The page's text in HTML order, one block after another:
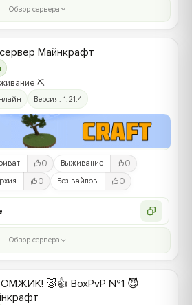
Обзор сервера
Майнкрафт
⛏️
Версия: 1.21.4
0 Выживание 0
0 Без вайпов 0
Обзор сервера
🐷👍 BoxPvP №1 😈